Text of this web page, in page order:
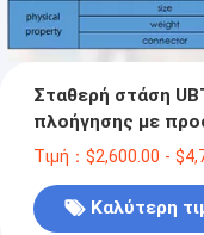
Σταθερή στάση
πλοήγησης με
Τιμή：$2,600.00 -
Καλύτερη